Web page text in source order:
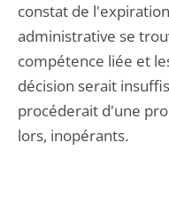
constat de
administrative se
compétence liée et
décision serait
procéderait d'une
lors, inopérants.